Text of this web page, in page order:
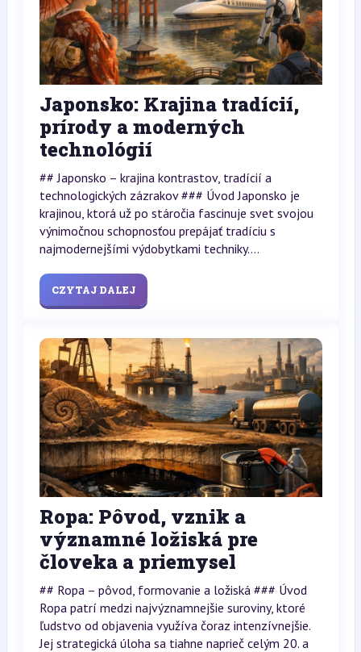
Japonsko: Krajina tradícií,
prírody a moderných
technológií
## Japonsko – krajina kontrastov, tradícií a
technologických zázrakov ### Úvod Japonsko je
krajinou, ktorá už po stáročia fascinuje svet svojou
výnimočnou schopnosťou prepájať tradíciu s
najmodernejšími výdobytkami techniky....
CZYTAJ DALEJ
Ropa: Pôvod, vznik a
významné ložiská pre
človeka a priemysel
## Ropa – pôvod, formovanie a ložiská ### Úvod
Ropa patrí medzi najvýznamnejšie suroviny, ktoré
ľudstvo od objavenia využíva čoraz intenzívnejšie.
Jej strategická úloha sa tiahne naprieč celým 20. a